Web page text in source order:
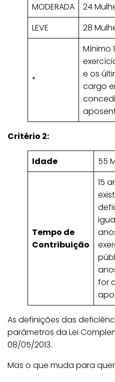
MODERADA
24
LEVE
28
*
Mínimo
e os
cargo
Critério 2:
Idade 55
Tempo de
Contribuição
15
for
As definições das
parâmetros da Lei
08/05/2013.
Mas o que muda para